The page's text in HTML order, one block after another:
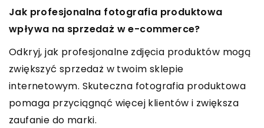
Jak wybrać idealną gąbkę do makijażu dla
swojego typu skóry
Odkryj, jak dopasować gąbkę do makijażu, która
idealnie współpracuje z Twoim typem skóry,
zapewniając nieskazitelne wykończenie i komfort
użytkowania.
Jak profesjonalna fotografia produktowa
wpływa na sprzedaż w e-commerce?
Odkryj, jak profesjonalne zdjęcia produktów mogą
zwiększyć sprzedaż w twoim sklepie
internetowym. Skuteczna fotografia produktowa
pomaga przyciągnąć więcej klientów i zwiększa
zaufanie do marki.
Jak wybrać idealne słoiki do przechowywania
przypraw w kuchni?
Odkryj, jak wybrać najlepsze słoiki do
przechowywania przypraw w kuchni. Dowiedz się,
na co zwrócić uwagę, aby Twoje przyprawy były
zawsze świeże i aromatyczne.